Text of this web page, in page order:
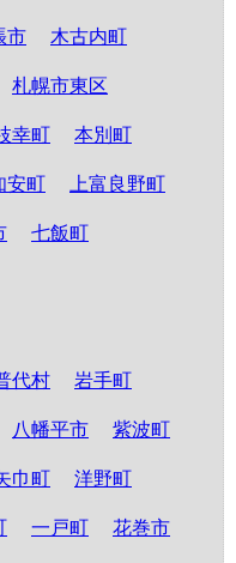
市 木古内町
札幌市東区
幸町 本別町
安町 上富良野町
七飯町
代村 岩手町
八幡平市 紫波町
巾町 洋野町
一戸町 花巻市